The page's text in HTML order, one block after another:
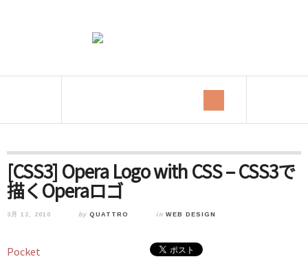
[CSS3] Opera Logo with CSS – CSS3で
描くOperaロゴ
3月 12, 2010 by QUATTRO in WEB DESIGN
Pocket